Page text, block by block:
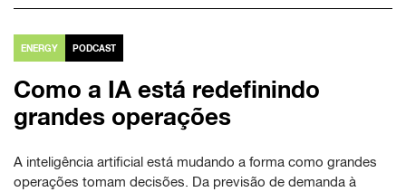
ENERGY PODCAST
Como a IA está redefinindo
grandes operações
A inteligência artificial está mudando a forma como grandes
operações tomam decisões. Da previsão de demanda à